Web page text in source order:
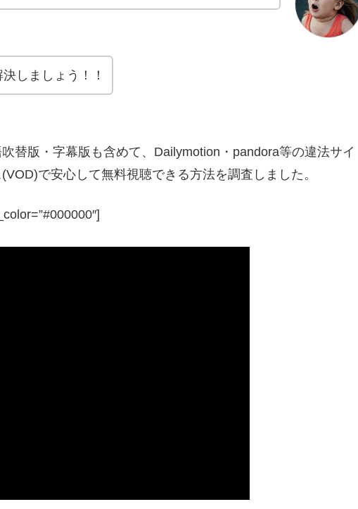
しましょう！！
替版・字幕版も含めて、Dailymotion・pandora等の違法サイ
で安心して無料視聴できる方法を調査しました。